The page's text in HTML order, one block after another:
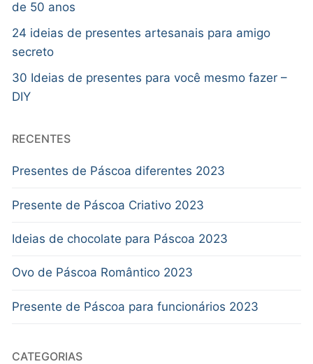
de 50 anos
24 ideias de presentes artesanais para amigo
secreto
30 Ideias de presentes para você mesmo fazer –
DIY
RECENTES
Presentes de Páscoa diferentes 2023
Presente de Páscoa Criativo 2023
Ideias de chocolate para Páscoa 2023
Ovo de Páscoa Romântico 2023
Presente de Páscoa para funcionários 2023
CATEGORIAS